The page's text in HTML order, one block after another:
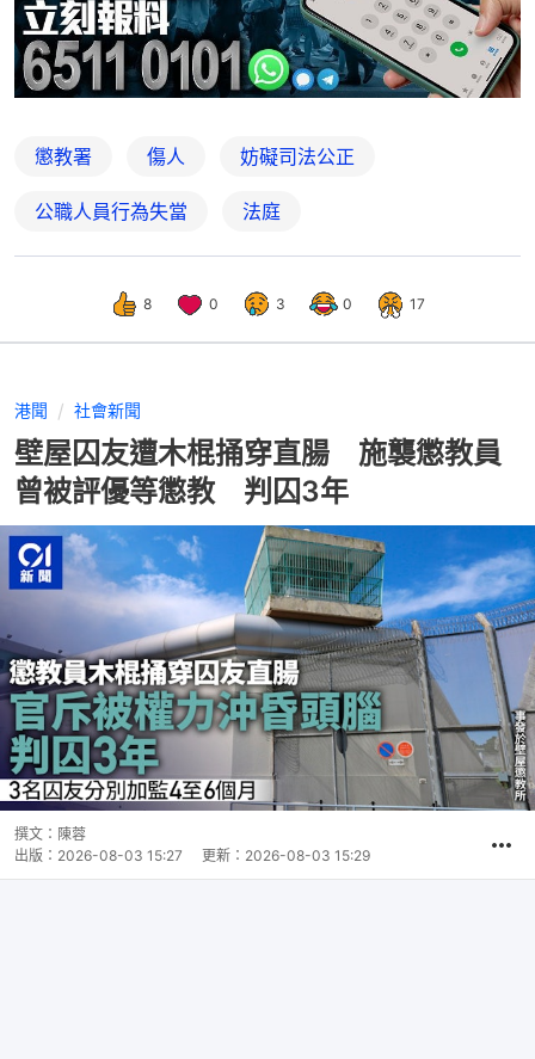
懲教署 傷人 妨礙司法公正
公職人員行為失當 法庭
8 0 3 0 17
港聞 社會新聞
壁屋囚友遭木棍捅穿直腸 施襲懲教員
曾被評優等懲教 判囚3年
撰文： 陳蓉
出版： 2026-08-03 15:27 更新： 2026-08-03 15:29